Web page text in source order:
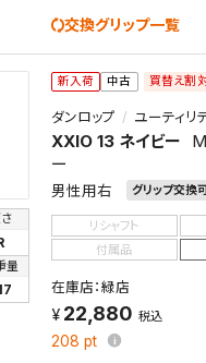
交換グリップ一覧
新入荷 中古 買替え割
ダンロップ ユーティリ
XXIO 13 ネイビー
ー
男性用右 グリップ交換
量
リシャフト
付属品
在庫店：緑店
22,880 税込
208 pt
」にすると、この条件に一致
メール及びお客様のアカウ
知します。
検索条件を保存
ました。
た検索条件は、マイページ
認できます。